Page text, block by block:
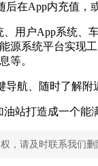
在App内充值
用户App系统
系统平台实现
等。
航、随时了解附
站打造成一个
，请及时联系我们删